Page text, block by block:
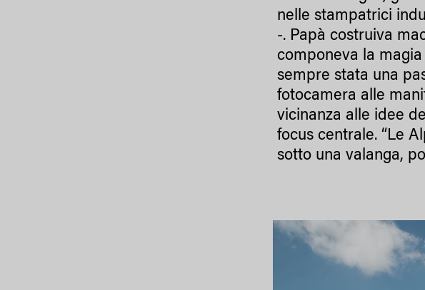
nelle stampatrici
-. Papà costruiva
componeva la magia
sempre stata una
fotocamera alle
vicinanza alle idee
focus centrale. “Le
sotto una valanga,